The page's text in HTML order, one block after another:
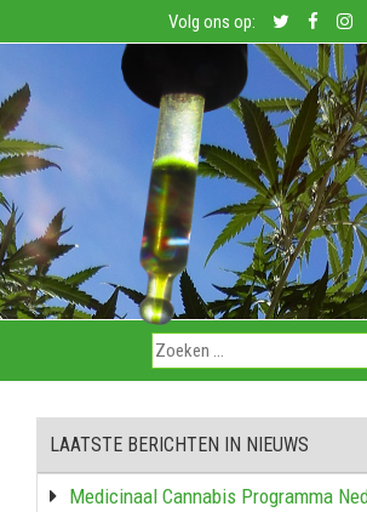
Volg ons op:
LAATSTE BERICHTEN IN NIEUWS
Medicinaal Cannabis Programma